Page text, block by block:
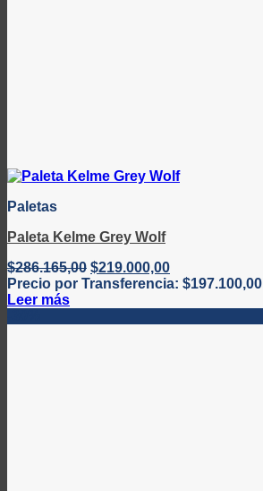
Paletas
Paleta Kelme Grey Wolf
$286.165,00 El
precio
$219.000,00El
precio
Precio por Transferencia: $197.100,00
Leer más